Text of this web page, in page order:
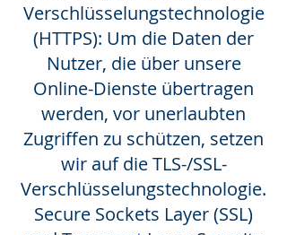
Verschlüsselungstechnologie
(HTTPS): Um die Daten der
Nutzer, die über unsere
Online-Dienste übertragen
werden, vor unerlaubten
Zugriffen zu schützen, setzen
wir auf die TLS-/SSL-
Verschlüsselungstechnologie.
Secure Sockets Layer (SSL)